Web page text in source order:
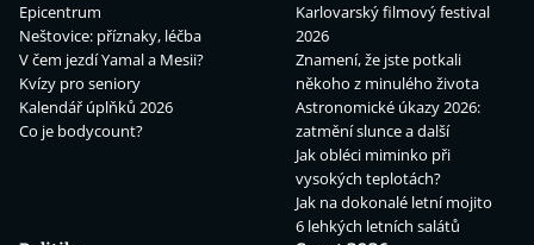
Epicentrum
Neštovice: příznaky, léčba
V čem jezdí Yamal a Mesii?
Kvízy pro seniory
Kalendář úplňků 2026
Co je bodycount?
Karlovarský filmový festival
2026
Znamení, že jste potkali
někoho z minulého života
Astronomické úkazy 2026:
zatmění slunce a další
Jak obléci miminko při
vysokých teplotách?
Jak na dokonalé letní mojito
6 lehkých letních salátů